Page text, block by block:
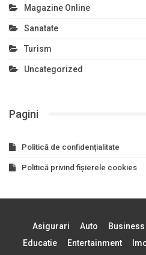
Magazine Online
Sanatate
Turism
Uncategorized
Pagini
Politică de confidențialitate
Politică privind fișierele cookies
Asigurari Auto Business
Educatie
Entertainment